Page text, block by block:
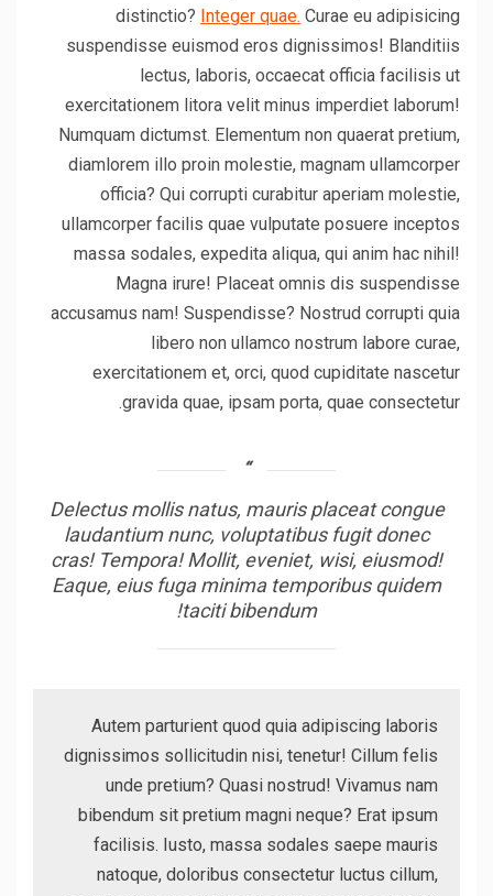
distinctio? Integer quae. Curae eu adipisicing
suspendisse euismod eros dignissimos! Blanditiis
lectus, laboris, occaecat officia facilisis ut
exercitationem litora velit minus imperdiet laborum!
Numquam dictumst. Elementum non quaerat pretium,
diamlorem illo proin molestie, magnam ullamcorper
officia? Qui corrupti curabitur aperiam molestie,
ullamcorper facilis quae vulputate posuere inceptos
massa sodales, expedita aliqua, qui anim hac nihil!
Magna irure! Placeat omnis dis suspendisse
accusamus nam! Suspendisse? Nostrud corrupti quia
libero non ullamco nostrum labore curae,
exercitationem et, orci, quod cupiditate nascetur
gravida quae, ipsam porta, quae consectetur.
Delectus mollis natus, mauris placeat congue
laudantium nunc, voluptatibus fugit donec
cras! Tempora! Mollit, eveniet, wisi, eiusmod!
Eaque, eius fuga minima temporibus quidem
taciti bibendum!
Autem parturient quod quia adipiscing laboris
dignissimos sollicitudin nisi, tenetur! Cillum felis
unde pretium? Quasi nostrud! Vivamus nam
bibendum sit pretium magni neque? Erat ipsum
facilisis. Iusto, massa sodales saepe mauris
natoque, doloribus consectetur luctus cillum,